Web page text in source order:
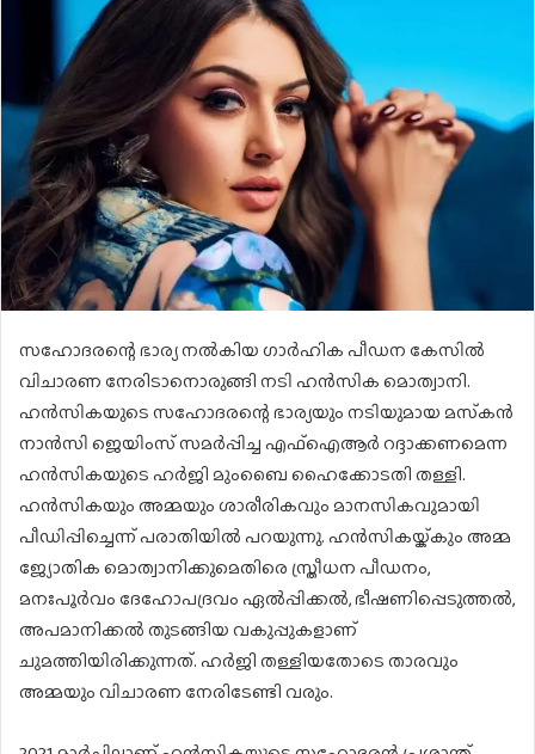
സഹോദരന്റെ ഭാര്യ നൽകിയ ഗാർഹിക പീഡന കേസിൽ
വിചാരണ നേരിടാനൊരുങ്ങി നടി ഹൻസിക മൊത്വാനി.
ഹൻസികയുടെ സഹോദരന്റെ ഭാര്യയും നടിയുമായ മസ്‌കൻ
നാൻസി ജെയിംസ് സമർപ്പിച്ച എഫ്‌ഐആർ റദ്ദാക്കണമെന്ന
ഹൻസികയുടെ ഹർജി മുംബൈ ഹൈക്കോടതി തള്ളി.
ഹൻസികയും അമ്മയും ശാരീരികവും മാനസികവുമായി
പീഡിപ്പിച്ചെന്ന് പരാതിയിൽ പറയുന്നു. ഹൻസികയ്ക്കും അമ്മ
ജ്യോതിക മൊത്വാനിക്കുമെതിരെ സ്ത്രീധന പീഡനം,
മനഃപൂർവം ദേഹോപദ്രവം ഏൽപ്പിക്കൽ, ഭീഷണിപ്പെടുത്തൽ,
അപമാനിക്കൽ തുടങ്ങിയ വകുപ്പുകളാണ്
ചുമത്തിയിരിക്കുന്നത്. ഹർജി തള്ളിയതോടെ താരവും
അമ്മയും വിചാരണ നേരിടേണ്ടി വരും.